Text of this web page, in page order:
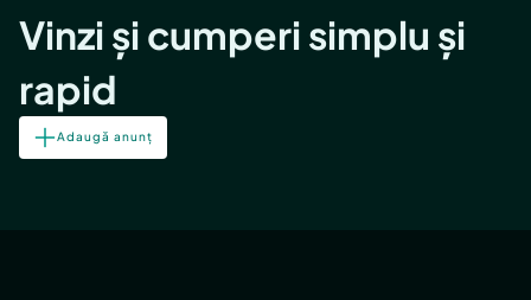
Vinzi și cumperi simplu și
rapid
Adaugă anunț